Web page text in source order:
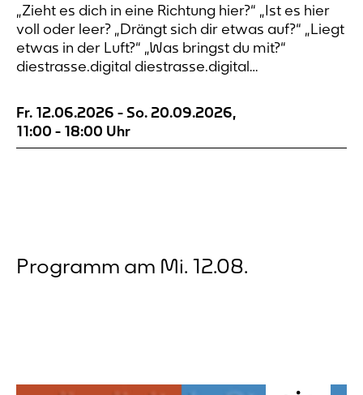
„Zieht es dich in eine Richtung hier?“ „Ist es hier
voll oder leer? „Drängt sich dir etwas auf?“ „Liegt
etwas in der Luft?“ „Was bringst du mit?“
diestrasse.digital diestrasse.digital
Straße An sieben Orten rund um den
Dortmunder Wall lässt sich Wahrnehmung
notieren. Die Orte sind nach alten Postkarten
Fr. 12.06.2026 - So. 20.09.2026,
11:00 - 18:00 Uhr
Programm am Mi. 12.08.